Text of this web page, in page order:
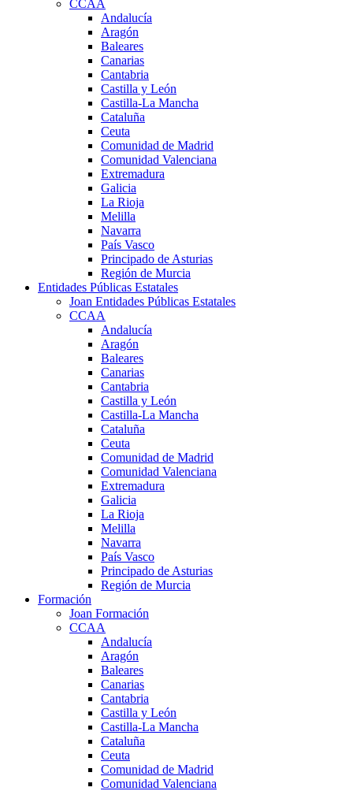
CCAA
Andalucía
Aragón
Baleares
Canarias
Cantabria
Castilla y León
Castilla-La Mancha
Cataluña
Ceuta
Comunidad de Madrid
Comunidad Valenciana
Extremadura
Galicia
La Rioja
Melilla
Navarra
País Vasco
Principado de Asturias
Región de Murcia
Entidades Públicas Estatales
Joan Entidades Públicas Estatales
CCAA
Andalucía
Aragón
Baleares
Canarias
Cantabria
Castilla y León
Castilla-La Mancha
Cataluña
Ceuta
Comunidad de Madrid
Comunidad Valenciana
Extremadura
Galicia
La Rioja
Melilla
Navarra
País Vasco
Principado de Asturias
Región de Murcia
Formación
Joan Formación
CCAA
Andalucía
Aragón
Baleares
Canarias
Cantabria
Castilla y León
Castilla-La Mancha
Cataluña
Ceuta
Comunidad de Madrid
Comunidad Valenciana